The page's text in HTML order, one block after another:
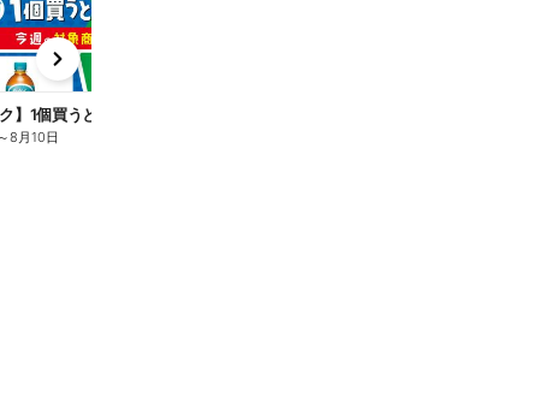
ク】1個買うと1個もらえる/麦茶
～8月10日
e
x
t